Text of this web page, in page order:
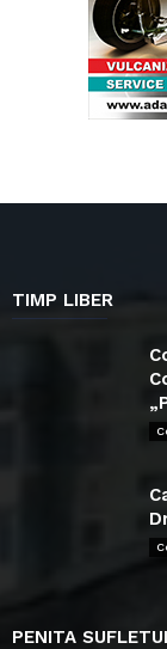
TIMP LIBER
PENITA